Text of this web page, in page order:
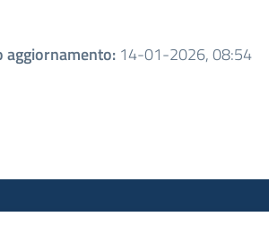
aggiornamento: 14-01-2026, 08:54